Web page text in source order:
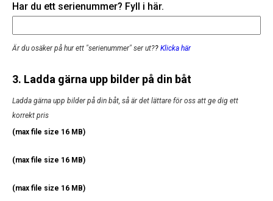
Har du ett serienummer? Fyll i här.
Är du osäker på hur ett "serienummer" ser ut?? Klicka här
3. Ladda gärna upp bilder på din båt
Ladda gärna upp bilder på din båt, så är det lättare för oss att ge dig ett
korrekt pris
(max file size 16 MB)
(max file size 16 MB)
(max file size 16 MB)